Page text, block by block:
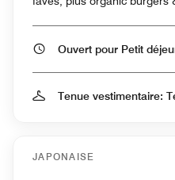
Tenue vestimentaire:
JAPONAISE